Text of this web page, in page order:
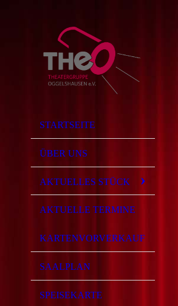
STARTSEITE
ÜBER UNS
AKTUELLES STÜCK
AKTUELLE TERMINE
KARTENVORVERKAUF
SAALPLAN
SPEISEKARTE